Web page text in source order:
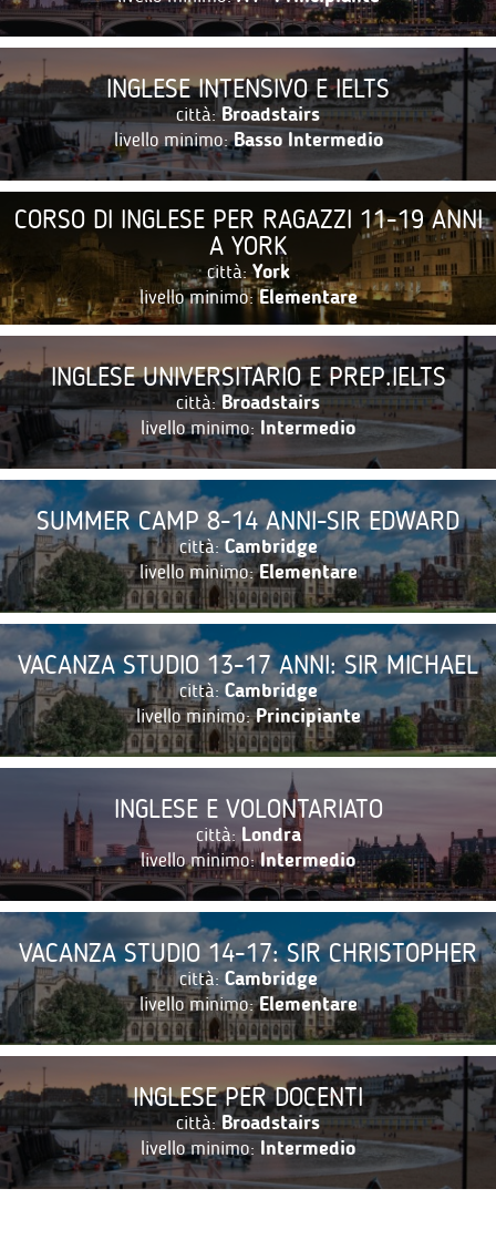
INGLESE INTENSIVO E IELTS
città:Broadstairs
livello minimo:Basso Intermedio
CORSO DI INGLESE PER RAGAZZI 11-19 ANNI
A YORK
città:York
livello minimo:Elementare
INGLESE UNIVERSITARIO E PREP.IELTS
città:Broadstairs
livello minimo: Intermedio
SUMMER CAMP 8-14 ANNI-SIR EDWARD
città: Cambridge
livello minimo:Elementare
VACANZA STUDIO 13-17 ANNI: SIR MICHAEL
città: Cambridge
livello minimo:Principiante
INGLESE E VOLONTARIATO
città: Londra
livello minimo:Intermedio
VACANZA STUDIO 14-17: SIR CHRISTOPHER
città: Cambridge
livello minimo:Elementare
INGLESE PER DOCENTI
città:Broadstairs
livello minimo: Intermedio